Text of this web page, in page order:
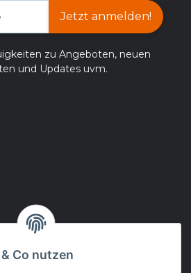
Jetzt anmelden!
zu Angeboten, neuen
und Updates uvm.
Co nutzen